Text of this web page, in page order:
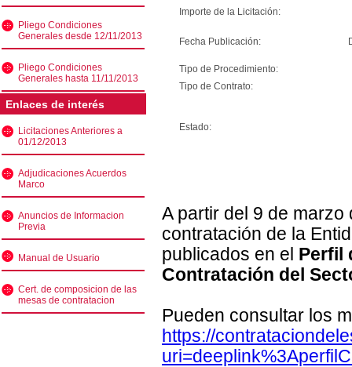
Pliego Condiciones
Generales desde 12/11/2013
Pliego Condiciones
Generales hasta 11/11/2013
Enlaces de interés
Licitaciones Anteriores a
01/12/2013
Adjudicaciones Acuerdos
Marco
Anuncios de Informacion
Previa
Manual de Usuario
Cert. de composicion de las
mesas de contratacion
Importe de la Licitación:
Fecha Publicación:
Tipo de Procedimiento:
Tipo de Contrato:
Estado:
A partir del 9 de
contratación de la
publicados en el Perfil
Contratación del
Pueden consultar los
https://